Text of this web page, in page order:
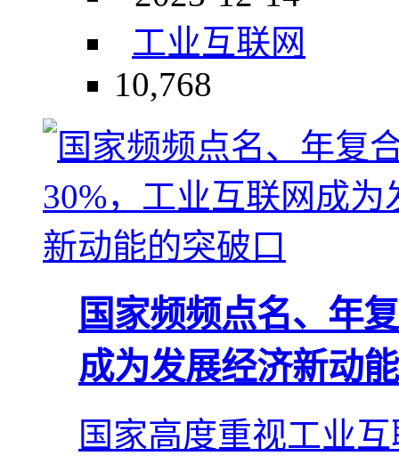
工业互联网
10,768
国家频频点名、年
成为发展经济新动
国家高度重视工业